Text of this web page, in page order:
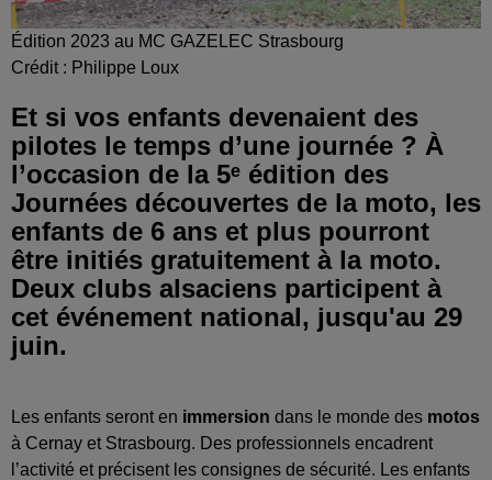
Édition 2023 au MC GAZELEC Strasbourg
Crédit : Philippe Loux
Et si vos enfants devenaient des
pilotes le temps d’une journée ? À
l’occasion de la 5ᵉ édition des
Journées découvertes de la moto, les
enfants de 6 ans et plus pourront
être initiés gratuitement à la moto.
Deux clubs alsaciens participent à
cet événement national, jusqu'au 29
juin.
Les enfants seront en immersion dans le monde des motos
à Cernay et Strasbourg. Des professionnels encadrent
l’activité et précisent les consignes de sécurité. Les enfants